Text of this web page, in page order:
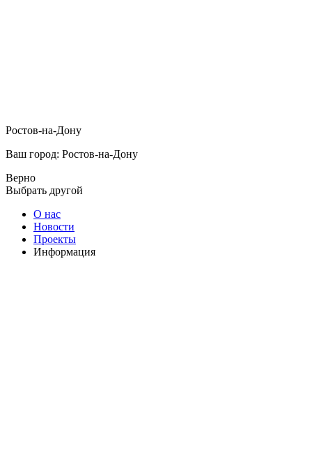
Ростов-на-Дону
Ваш город: Ростов-на-Дону
Верно
Выбрать другой
О нас
Новости
Проекты
Информация